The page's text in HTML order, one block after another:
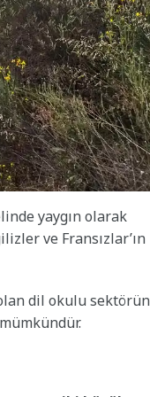
yaygın olarak
ve Fransızlar’ın
dil okulu